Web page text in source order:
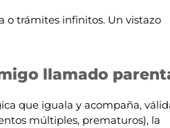
o trámites infinitos. Un vistazo
llamado
que iguala y acompaña,
múltiples, prematuros), la